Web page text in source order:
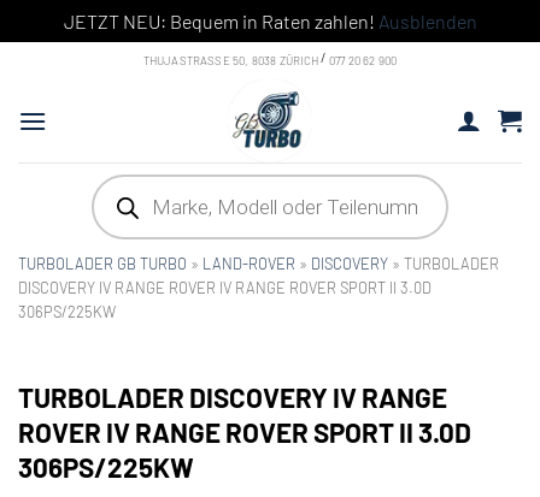
JETZT NEU: Bequem in Raten zahlen! Ausblenden
content
THUJASTRASSE 50, 8038 ZÜRICH/ 077 20 62 900
Products
search
TURBOLADER GB TURBO » LAND-ROVER » DISCOVERY » TURBOLADER
DISCOVERY IV RANGE ROVER IV RANGE ROVER SPORT II 3.0D
306PS/225KW
TURBOLADER DISCOVERY IV RANGE
ROVER IV RANGE ROVER SPORT II 3.0D
306PS/225KW